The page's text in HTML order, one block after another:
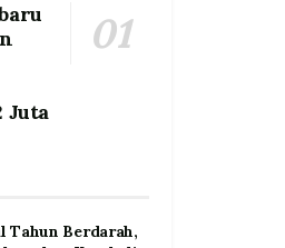
Juta
Tahun Berdarah,